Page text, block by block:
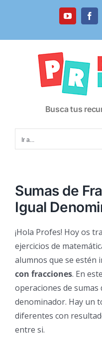
YouTube
Busca tus
Ir a...
Sumas de
Igual
¡Hola Profes! Hoy os
ejercicios de
alumnos que se estén
con fracciones. En
operaciones de sumas
denominador. Hay un
diferentes con
entre si.